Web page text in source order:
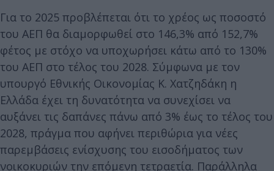
Για το 2025 προβλέπεται ότι το χρέος ως ποσοστό
του ΑΕΠ θα διαμορφωθεί στο 146,3% από 152,7%
φέτος με στόχο να υποχωρήσει κάτω από το 130%
του ΑΕΠ στο τέλος του 2028. Σύμφωνα με τον
υπουργό Εθνικής Οικονομίας Κ. Χατζηδάκη η
Ελλάδα έχει τη δυνατότητα να συνεχίσει να
αυξάνει τις δαπάνες πάνω από 3% έως το τέλος του
2028, πράγμα που αφήνει περιθώρια για νέες
παρεμβάσεις ενίσχυσης του εισοδήματος των
νοικοκυριών την επόμενη τετραετία. Παράλληλα